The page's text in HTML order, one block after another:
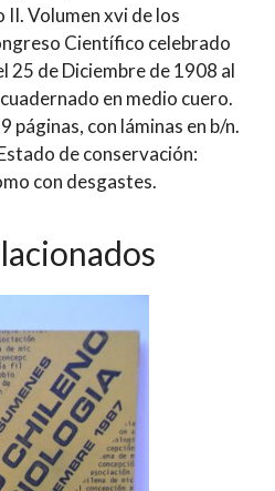
Volumen xvi de los
Científico celebrado
25 de Diciembre de 1908 al
en medio cuero.
páginas, con láminas en b/n.
de conservación:
con desgastes.